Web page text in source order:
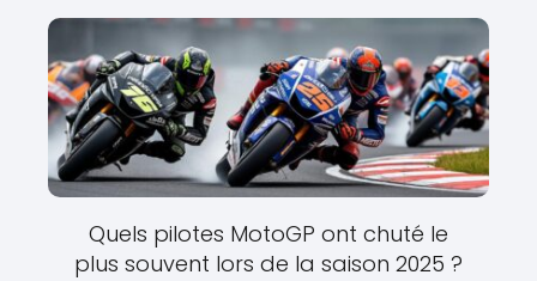
Quels pilotes MotoGP ont chuté le
plus souvent lors de la saison 2025 ?